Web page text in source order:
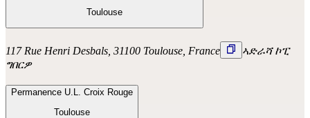
Toulouse
117 Rue Henri Desbals, 31100 Toulouse, France
ኣድራሻ ኮፒ
ግበርዎ
Permanence U.L. Croix Rouge
Toulouse